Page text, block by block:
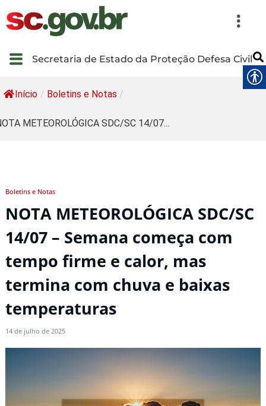
Secretaria de Estado da Proteção Defesa Civil
Início / Boletins e Notas /
METEOROLÓGICA SDC/SC 14/07...
Boletins e Notas
NOTA METEOROLÓGICA SDC/SC
14/07 – Semana começa com
tempo firme e calor, mas
termina com chuva e baixas
temperaturas
14 de julho de 2025